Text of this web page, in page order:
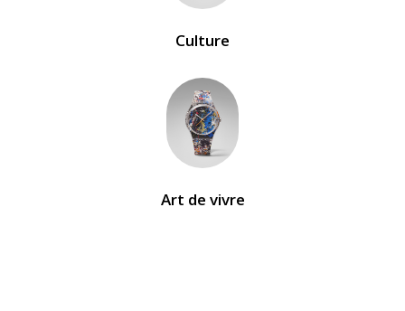
Culture
Art de vivre